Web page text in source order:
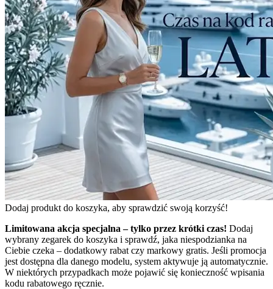
Dodaj produkt do koszyka, aby sprawdzić swoją korzyść!
Limitowana akcja specjalna – tylko przez krótki czas! Dodaj
wybrany zegarek do koszyka i sprawdź, jaka niespodzianka na
Ciebie czeka – dodatkowy rabat czy markowy gratis. Jeśli promocja
jest dostępna dla danego modelu, system aktywuje ją automatycznie.
W niektórych przypadkach może pojawić się konieczność wpisania
kodu rabatowego ręcznie.